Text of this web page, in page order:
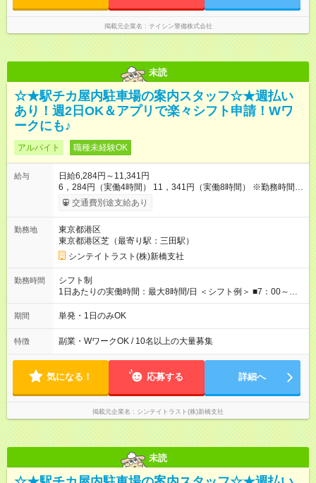
掲載元企業名 テイシン警備株式会社
未読
☆★駅チカ屋内駐車場の案内スタッフ☆★週払い
あり！週2日OK＆アプリで楽々シフト申請！Wワ
ークにも♪
アルバイト 職種未経験OK
給与
日給6,284円～11,341円
6，284円（実働4時間） 11，341円（実働8時間） ※勤務時間に
よって変動あり ・－・－・ ◆交通費別途全額支給 ※規定あり ◆
支払方法：週払い・月払いOK ⇒ご希望をお聞かせください♪ ◆
試用期間なし
交通費別途支給あり
勤務地
東京都港区
東京都港区芝（最寄り駅：三田駅）
シンテイトラスト(株)新橋支社
勤務時間
シフト制
1日あたりの実働時間：最大8時間/日 ＜シフト例＞ ■7：00～
16：00 ■8：00～16：00 ■8：30～17：30 ■8：00～18：00
■11：00～20：00 ■17：30～22：30 ■17：00～23：00 な
期間 単発・1日のみOK
特徴 副業・WワークOK / 10名以上の大量募集
気になる！ 応募する 詳細へ
掲載元企業名 シンテイトラスト(株)新橋支社
未読